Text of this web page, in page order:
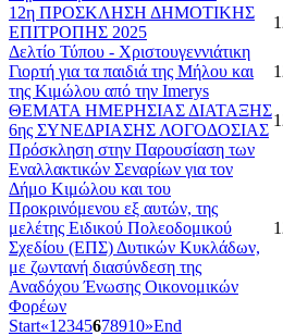
12η ΠΡΟΣΚΛΗΣΗ ΔΗΜΟΤΙΚΗΣ
ΕΠΙΤΡΟΠΗΣ 2025
Δελτίο Τύπου - Χριστουγεννιάτικη
Γιορτή για τα παιδιά της Μήλου και
της Κιμώλου από την Imerys
ΘΕΜΑΤΑ ΗΜΕΡΗΣΙΑΣ ΔΙΑΤΑΞΗΣ
6ης ΣΥΝΕΔΡΙΑΣΗΣ ΛΟΓΟΔΟΣΙΑΣ
Πρόσκληση στην Παρουσίαση των
Εναλλακτικών Σεναρίων για τον
Δήμο Κιμώλου και του
Προκρινόμενου εξ αυτών, της
μελέτης Ειδικού Πολεοδομικού
Σχεδίου (ΕΠΣ) Δυτικών Κυκλάδων,
με ζωντανή διασύνδεση της
Αναδόχου Ένωσης Οικονομικών
Φορέων
Start«1 2345678910»End